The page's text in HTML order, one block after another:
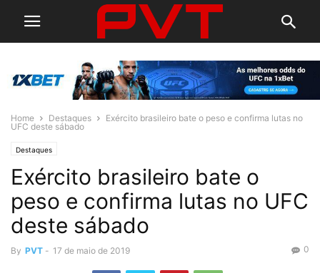
Home Destaques
Exército brasileiro bate o peso e confirma lutas no
UFC deste sábado
Destaques
Exército brasileiro bate o
peso e confirma lutas no UFC
deste sábado
By PVT - 17 de maio de 2019 0